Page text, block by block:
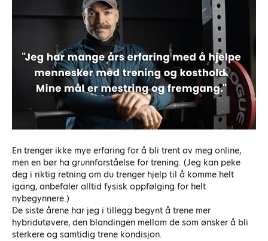
En trenger ikke mye erfaring for å bli trent av meg online,
men en bør ha grunnforståelse for trening. (Jeg kan peke
deg i riktig retning om du trenger hjelp til å komme helt
igang, anbefaler alltid fysisk oppfølging for helt
nybegynnere.)
De siste årene har jeg i tillegg begynt å trene mer
hybridutøvere, den blandingen mellom de som ønsker å bli
sterkere og samtidig trene kondisjon.